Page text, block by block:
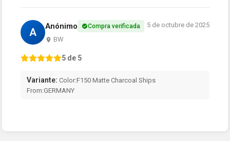
A Anónimo Compra verificada
BW
5 de octubre de 2025
5 de 5
Variante: Color:F150 Matte Charcoal Ships
From:GERMANY